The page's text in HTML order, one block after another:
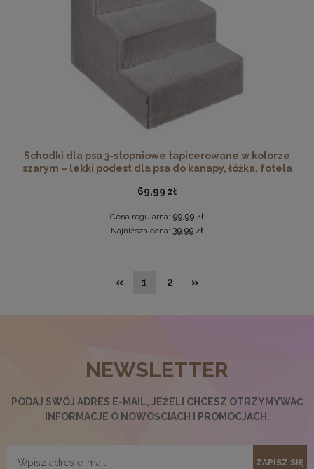
Ramka na zdjęcia 48 x 68 cm czarna, z naturalnego
DO KOSZYKA
Podkładka korkowa z nadrukiem, reprodukcja w
rozmiarze 30x40 cm- Jesień
15,99 zł
Schodki dla psa 3-stopniowe tapicerowane w kolorze
szarym – lekki podest dla psa do kanapy, łóżka, fotela
69,99 zł
Cena regularna: 99,99 zł
Najniższa cena: 39,99 zł
« 1 2 »
NEWSLETTER
PODAJ SWÓJ ADRES E-MAIL, JEŻELI CHCESZ OTRZYMYWAĆ
INFORMACJE O NOWOŚCIACH I PROMOCJACH.
ZAPISZ SIĘ